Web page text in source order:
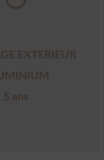
EXTERIEUR
5 ans